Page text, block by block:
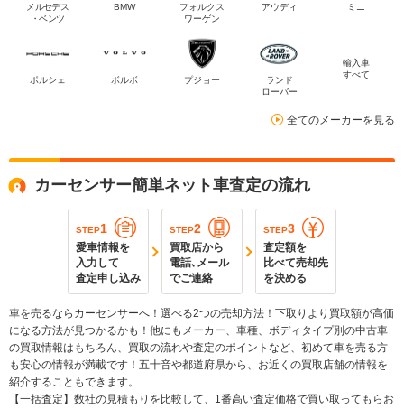
メルセデス
・ベンツ
BMW
フォルクス
ワーゲン
アウディ ミニ
ポルシェ ボルボ プジョー
ランド
ローバー
輸入車
すべて
全てのメーカーを見る
カーセンサー簡単ネット車査定の流れ
STEP1
愛車情報を
入力して
査定申し込み
STEP2
買取店から
電話､メール
でご連絡
STEP3
査定額を
比べて売却先
を決める
車を売るならカーセンサーへ！選べる2つの売却方法！下取りより買取額が高価
になる方法が見つかるかも！他にもメーカー、車種、ボディタイプ別の中古車
の買取情報はもちろん、買取の流れや査定のポイントなど、初めて車を売る方
も安心の情報が満載です！五十音や都道府県から、お近くの買取店舗の情報を
紹介することもできます。
【一括査定】数社の見積もりを比較して、1番高い査定価格で買い取ってもらお